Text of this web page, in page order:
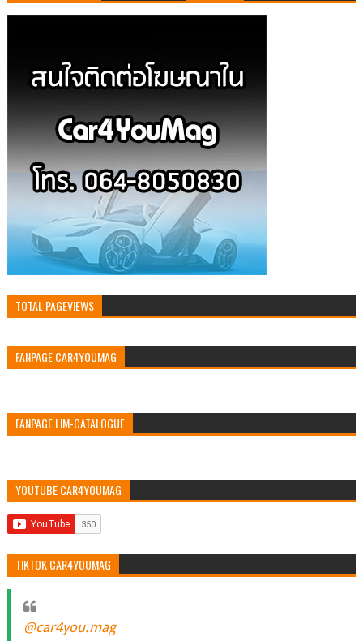
TOTAL PAGEVIEWS
FANPAGE CAR4YOUMAG
FANPAGE LIM-CATALOGUE
YOUTUBE CAR4YOUMAG
TIKTOK CAR4YOUMAG
@car4you.mag